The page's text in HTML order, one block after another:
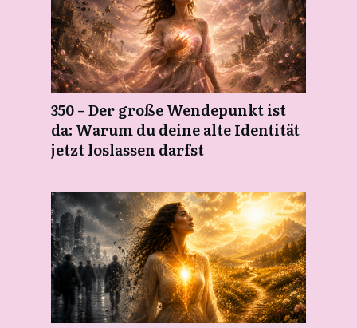
350 – Der große Wendepunkt ist
da: Warum du deine alte Identität
jetzt loslassen darfst